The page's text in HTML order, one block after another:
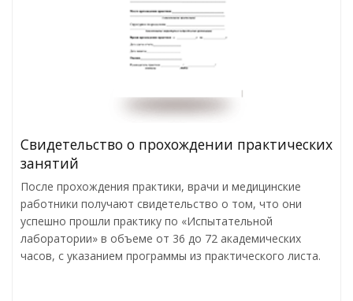
Свидетельство о прохождении практических
занятий
После прохождения практики, врачи и медицинские
работники получают свидетельство о том, что они
успешно прошли практику по «Испытательной
лаборатории» в объеме от 36 до 72 академических
часов, с указанием программы из практического листа.